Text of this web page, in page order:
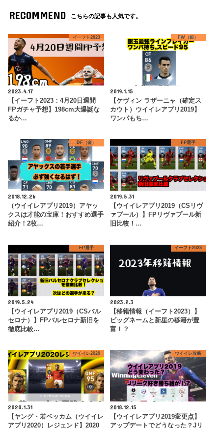
RECOMMEND こちらの記事も人気です。
イーフト2023
2023.4.17
【イーフト2023：4月20日週間
FPガチャ予想】198cm大爆誕な
るか…
FW（銀）
2019.1.15
【ケヴィン ラザーニャ（確定ス
カウト）ウイイレアプリ2019】
ワンパもち…
DF（金）
2018.12.26
（ウイイレアプリ2019）アヤッ
クスは才能の宝庫！おすすめ選手
紹介！2枚…
FP選手
2019.5.31
【ウイイレアプリ2019（CSリヴ
ァプール）】FPリヴァプール新
旧比較！…
FP選手
2019.5.24
【ウイイレアプリ2019（CSバル
セロナ）】FPバルセロナ新旧を
徹底比較…
イーフト2023
2023.2.3
【移籍情報（イーフト2023）】
ビッグネームと新星の移籍が豊
富！？
ウイイレ2020
2020.1.31
【ヤング・若ベッカム（ウイイレ
アプリ2020）レジェンド】2020
ウイイレ攻略
2018.12.15
【ウイイレアプリ2019変更点】
アップデートでどうなった？Jリ